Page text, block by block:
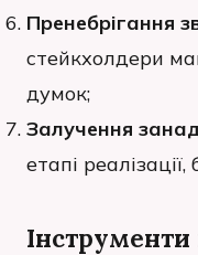
Пренебрігання
стейкхолдери
думок;
Залучення
етапі